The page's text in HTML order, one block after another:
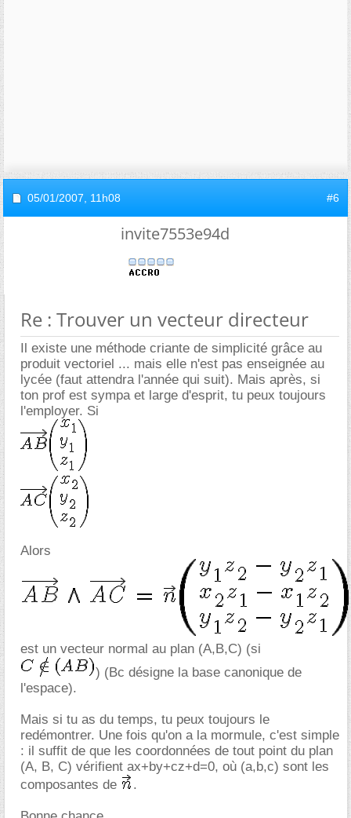
05/01/2007, 11h08 #6
invite7553e94d
Re : Trouver un vecteur directeur
Il existe une méthode criante de simplicité grâce au
produit vectoriel ... mais elle n'est pas enseignée au
lycée (faut attendra l'année qui suit). Mais après, si
ton prof est sympa et large d'esprit, tu peux toujours
l'employer. Si
Alors
est un vecteur normal au plan (A,B,C) (si
) (Bc désigne la base canonique de
l'espace).
Mais si tu as du temps, tu peux toujours le
redémontrer. Une fois qu'on a la mormule, c'est simple
: il suffit de que les coordonnées de tout point du plan
(A, B, C) vérifient ax+by+cz+d=0, où (a,b,c) sont les
composantes de
.